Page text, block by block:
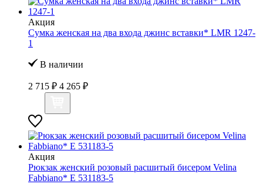
Акция
Сумка женская на два входа джинс вставки* LMR 1247-
1
В наличии
2 715 ₽ 4 265 ₽
Акция
Рюкзак женский розовый расшитый бисером Velina
Fabbiano* E 531183-5